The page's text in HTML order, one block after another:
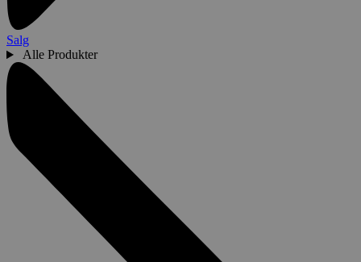
Salg
Alle Produkter